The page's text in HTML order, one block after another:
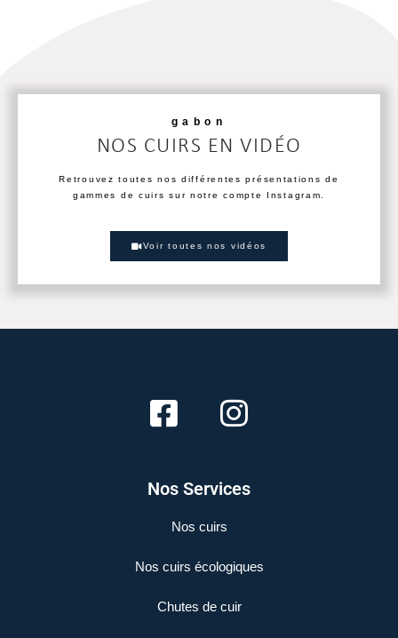
gabon
NOS CUIRS EN VIDÉO
Retrouvez toutes nos différentes présentations de
gammes de cuirs sur notre compte Instagram.
Voir toutes nos vidéos
Nos Services
Nos cuirs
Nos cuirs écologiques
Chutes de cuir